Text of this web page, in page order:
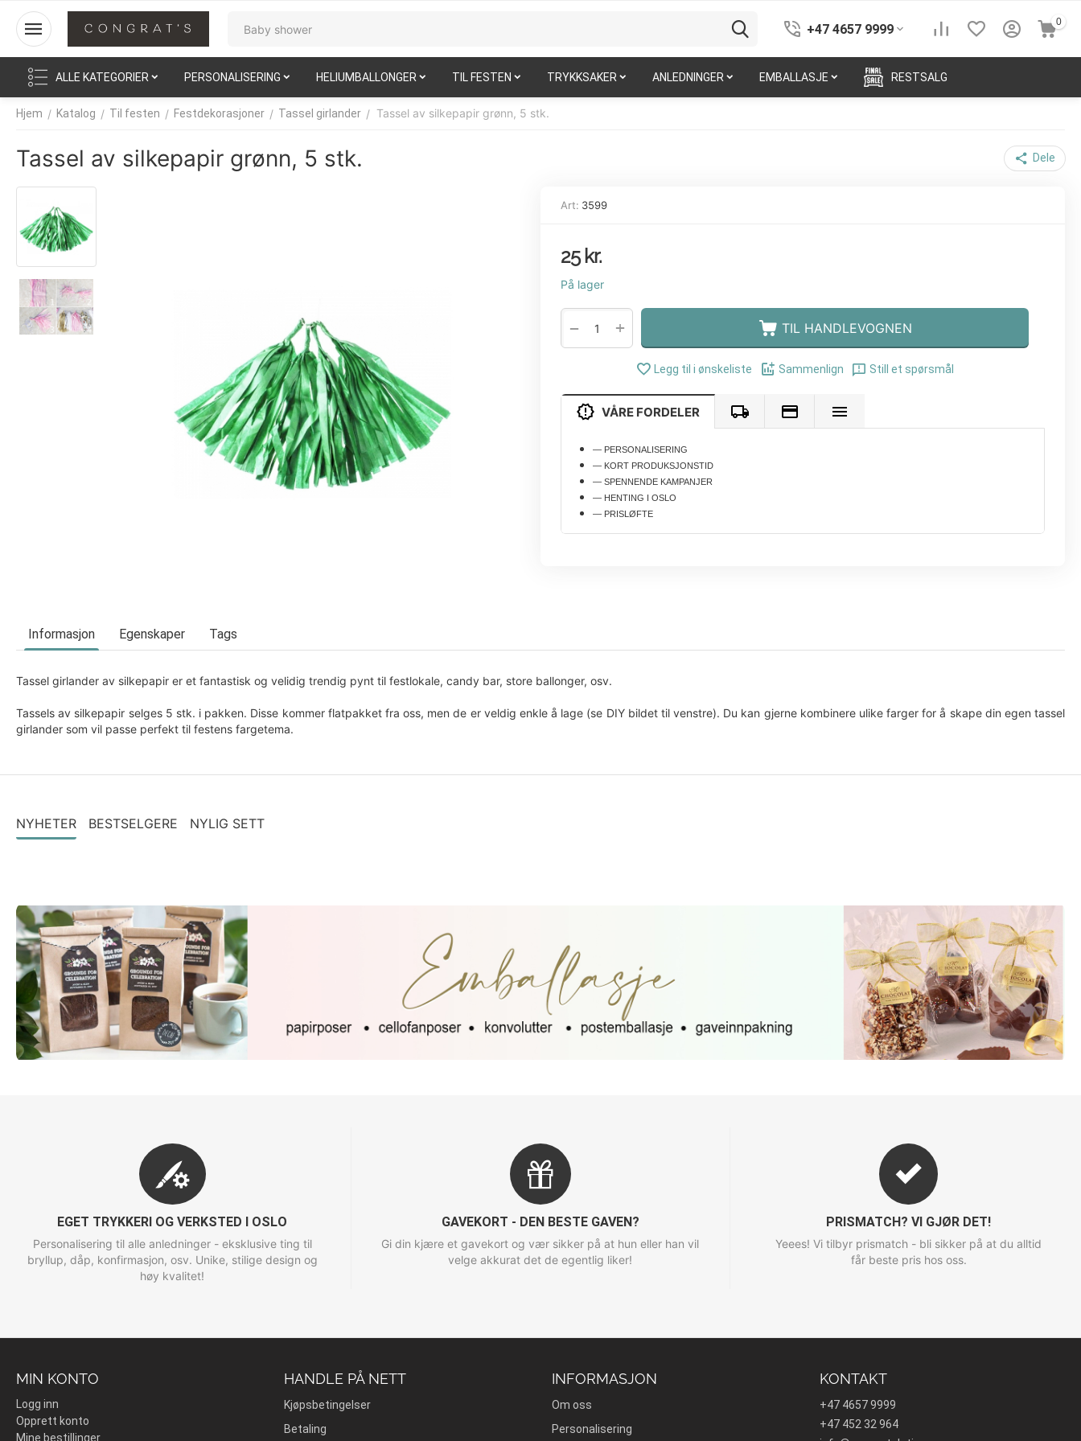
+47 4657 9999 0
ALLE KATEGORIER PERSONALISERING HELIUMBALLONGER TIL FESTEN TRYKKSAKER ANLEDNINGER EMBALLASJE RESTSALG
Hjem / Katalog / Til festen / Festdekorasjoner / Tassel girlander / Tassel av silkepapir grønn, 5 stk.
Tassel av silkepapir grønn, 5 stk. Dele
Art: 3599
25 kr.
På lager
+
− TIL HANDLEVOGNEN
Legg til i ønskeliste Sammenlign Still et spørsmål
VÅRE FORDELER
— PERSONALISERING
— KORT PRODUKSJONSTID
— SPENNENDE KAMPANJER
— HENTING I OSLO
— PRISLØFTE
Informasjon Egenskaper Tags
Tassel girlander av silkepapir er et fantastisk og velidig trendig pynt til festlokale, candy bar, store ballonger, osv.
Tassels av silkepapir selges 5 stk. i pakken. Disse kommer flatpakket fra oss, men de er veldig enkle å lage (se DIY bildet til venstre). Du kan gjerne kombinere ulike farger for å skape din egen tassel
girlander som vil passe perfekt til festens fargetema.
NYHETER BESTSELGERE NYLIG SETT
EGET TRYKKERI OG VERKSTED I OSLO
Personalisering til alle anledninger - eksklusive ting til
bryllup, dåp, konfirmasjon, osv. Unike, stilige design og
høy kvalitet!
GAVEKORT - DEN BESTE GAVEN?
Gi din kjære et gavekort og vær sikker på at hun eller han vil
velge akkurat det de egentlig liker!
PRISMATCH? VI GJØR DET!
Yeees! Vi tilbyr prismatch - bli sikker på at du alltid
får beste pris hos oss.
MIN KONTO
Logg inn
Opprett konto
Mine bestillinger
HANDLE PÅ NETT
Kjøpsbetingelser
Betaling
INFORMASJON
Om oss
Personalisering
KONTAKT
+47 4657 9999
+47 452 32 964